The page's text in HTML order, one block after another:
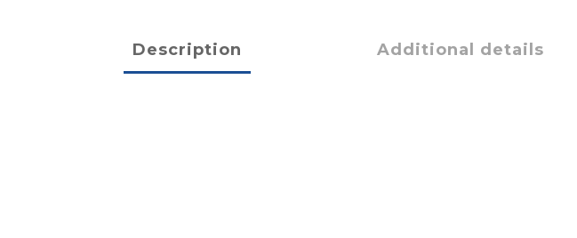
Description Additional details